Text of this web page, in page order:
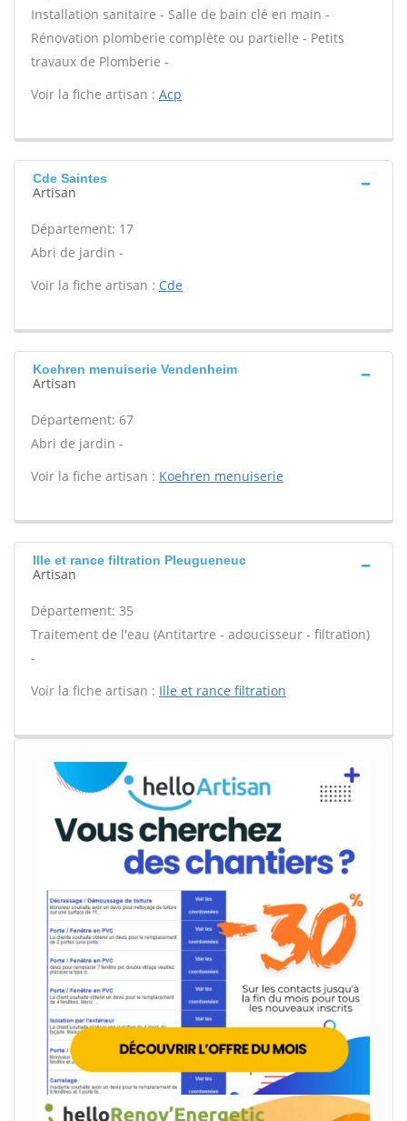
Installation sanitaire - Salle de bain clé en main -
Rénovation plomberie complète ou partielle - Petits
travaux de Plomberie -
Voir la fiche artisan : Acp
Cde Saintes
Artisan
Département: 17
Abri de jardin -
Voir la fiche artisan : Cde
Koehren menuiserie Vendenheim
Artisan
Département: 67
Abri de jardin -
Voir la fiche artisan : Koehren menuiserie
Ille et rance filtration Pleugueneuc
Artisan
Département: 35
Traitement de l'eau (Antitartre - adoucisseur - filtration)
-
Voir la fiche artisan : Ille et rance filtration